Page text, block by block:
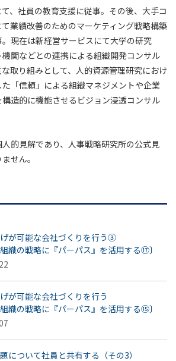
、社員の教育支援に従事。その後、大手コ
業績改善のためのマーケティング戦略構築
現在は新経営サービスにて大学の研究
関などとの連携による組織開発コンサル
取り組みとして、人的資源管理研究におけ
「信頼」による組織マネジメントや企業
造的に機能させるビジョン浸透コンサル
的見解であり、人事戦略研究所の公式見
せん。
が可能な会社づくりを行う③
組織の戦略に『パーパス』を活用する⑰〕
が可能な会社づくりを行う
組織の戦略に『パーパス』を活用する⑮〕
について社員と共有する（その3）